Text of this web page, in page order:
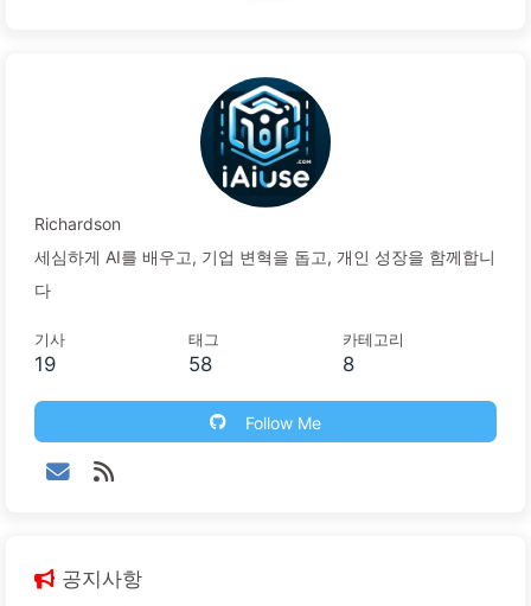
Richardson
세심하게 AI를 배우고, 기업 변혁을 돕고, 개인 성장을 함께합니
다
기사
19
태그
58
카테고리
8
Follow Me
공지사항